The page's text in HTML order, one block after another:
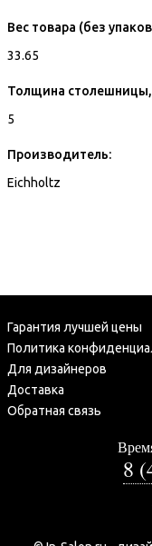
Вес товара (без
33.65
Толщина
5
Производитель:
Eichholtz
Гарантия лучшей цены
Политика
Для дизайнеров
Доставка
Обратная связь
8